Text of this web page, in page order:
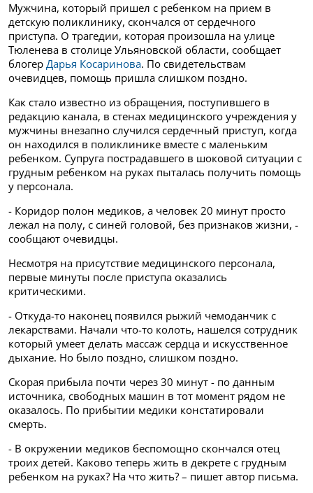
Мужчина, который пришел с ребенком на прием в
детскую поликлинику, скончался от сердечного
приступа. О трагедии, которая произошла на улице
Тюленева в столице Ульяновской области, сообщает
блогер Дарья Косаринова. По свидетельствам
очевидцев, помощь пришла слишком поздно.
Как стало известно из обращения, поступившего в
редакцию канала, в стенах медицинского учреждения у
мужчины внезапно случился сердечный приступ, когда
он находился в поликлинике вместе с маленьким
ребенком. Супруга пострадавшего в шоковой ситуации с
грудным ребенком на руках пыталась получить помощь
у персонала.
- Коридор полон медиков, а человек 20 минут просто
лежал на полу, с синей головой, без признаков жизни, -
сообщают очевидцы.
Несмотря на присутствие медицинского персонала,
первые минуты после приступа оказались
критическими.
- Откуда-то наконец появился рыжий чемоданчик с
лекарствами. Начали что-то колоть, нашелся сотрудник
который умеет делать массаж сердца и искусственное
дыхание. Но было поздно, слишком поздно.
Скорая прибыла почти через 30 минут - по данным
источника, свободных машин в тот момент рядом не
оказалось. По прибытии медики констатировали
смерть.
- В окружении медиков беспомощно скончался отец
троих детей. Каково теперь жить в декрете с грудным
ребенком на руках? На что жить? – пишет автор письма.